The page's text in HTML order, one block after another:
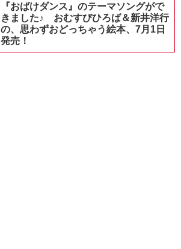
『おばけダンス』のテーマソングがで
きました♪ おむすびひろば＆新井洋行
の、思わずおどっちゃう絵本、7月1日
発売！